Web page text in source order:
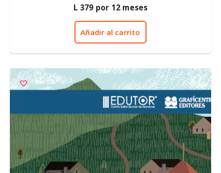
0
d
e
L 379 por 12 meses
Añadir al carrito